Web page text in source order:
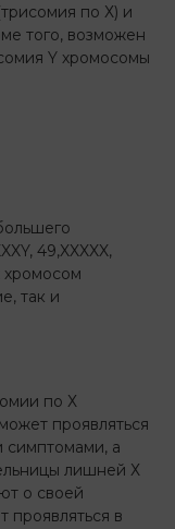
по Х) и
того, возможен
Y хромосомы
49,XXXXX,
хромосом
так и
по Х
проявляться
симптомами, а
лишней Х
о своей
проявляться в